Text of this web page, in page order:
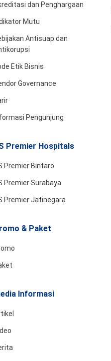
dan Penghargaan
Mutu
Antisuap dan
Etik Bisnis
Governance
Pengunjung
Premier Hospitals
Premier Bintaro
Premier Surabaya
Premier Jatinegara
& Paket
Informasi